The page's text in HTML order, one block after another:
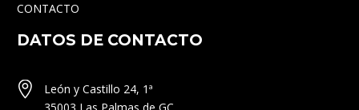
CONTACTO
DATOS DE CONTACTO


León y Castillo 24, 1ª
35003 Las Palmas de GC